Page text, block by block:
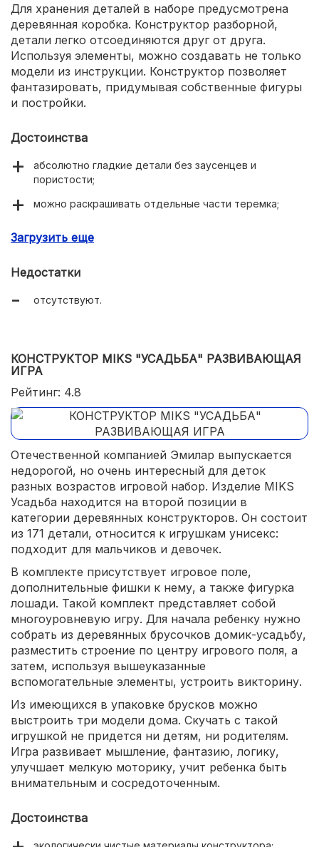
Для хранения деталей в наборе предусмотрена
деревянная коробка. Конструктор разборной,
детали легко отсоединяются друг от друга.
Используя элементы, можно создавать не только
модели из инструкции. Конструктор позволяет
фантазировать, придумывая собственные фигуры
и постройки.
Достоинства
абсолютно гладкие детали без заусенцев и
пористости;
можно раскрашивать отдельные части теремка;
фигуры;
Загрузить еще
Недостатки
отсутствуют.
КОНСТРУКТОР MIKS "УСАДЬБА" РАЗВИВАЮЩАЯ
ИГРА
Рейтинг: 4.8
Отечественной компанией Эмилар выпускается
недорогой, но очень интересный для деток
разных возрастов игровой набор. Изделие MIKS
Усадьба находится на второй позиции в
категории деревянных конструкторов. Он состоит
из 171 детали, относится к игрушкам унисекс:
подходит для мальчиков и девочек.
В комплекте присутствует игровое поле,
дополнительные фишки к нему, а также фигурка
лошади. Такой комплект представляет собой
многоуровневую игру. Для начала ребенку нужно
собрать из деревянных брусочков домик-усадьбу,
разместить строение по центру игрового поля, а
затем, используя вышеуказанные
вспомогательные элементы, устроить викторину.
Из имеющихся в упаковке брусков можно
выстроить три модели дома. Скучать с такой
игрушкой не придется ни детям, ни родителям.
Игра развивает мышление, фантазию, логику,
улучшает мелкую моторику, учит ребенка быть
внимательным и сосредоточенным.
Достоинства